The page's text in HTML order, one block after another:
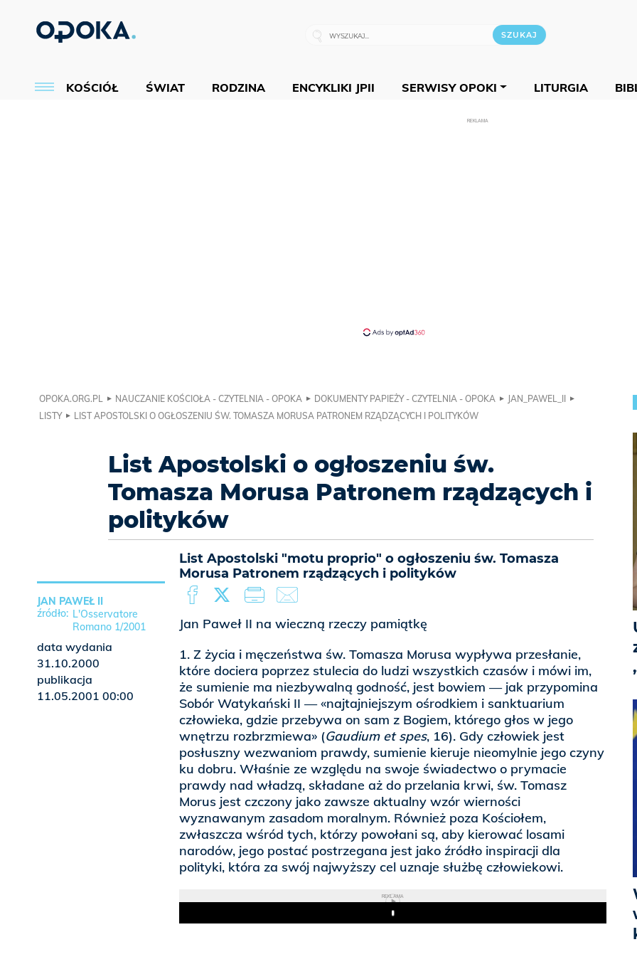
KOŚCIÓŁ ŚWIAT RODZINA ENCYKLIKI JPII SERWISY OPOKI LITURGIA
REKLAMA
OPOKA.ORG.PL NAUCZANIE KOŚCIOŁA - CZYTELNIA - OPOKA DOKUMENTY PAPIEŻY - CZYTELNIA - OPOKA
JAN_PAWEL_II
LISTY
LIST APOSTOLSKI O OGŁOSZENIU ŚW. TOMASZA MORUSA PATRONEM RZĄDZĄCYCH I POLITYKÓW
List Apostolski o ogłoszeniu św.
Tomasza Morusa Patronem rządzących i
polityków
List Apostolski "motu proprio" o ogłoszeniu św. Tomasza
Morusa Patronem rządzących i polityków
Jan Paweł II na wieczną rzeczy pamiątkę
1. Z życia i męczeństwa św. Tomasza Morusa wypływa przesłanie,
które dociera poprzez stulecia do ludzi wszystkich czasów i mówi im,
że sumienie ma niezbywalną godność, jest bowiem — jak przypomina
Sobór Watykański II — «najtajniejszym ośrodkiem i sanktuarium
człowieka, gdzie przebywa on sam z Bogiem, którego głos w jego
wnętrzu rozbrzmiewa» (Gaudium et spes, 16). Gdy człowiek jest
posłuszny wezwaniom prawdy, sumienie kieruje nieomylnie jego czyny
ku dobru. Właśnie ze względu na swoje świadectwo o prymacie
prawdy nad władzą, składane aż do przelania krwi, św. Tomasz
Morus jest czczony jako zawsze aktualny wzór wierności
wyznawanym zasadom moralnym. Również poza Kościołem,
zwłaszcza wśród tych, którzy powołani są, aby kierować losami
narodów, jego postać postrzegana jest jako źródło inspiracji dla
polityki, która za swój najwyższy cel uznaje służbę człowiekowi.
REKLAMA
Play
JAN PAWEŁ II
L'Osservatore
Romano 1/2001
data wydania
31.10.2000
publikacja
11.05.2001 00:00